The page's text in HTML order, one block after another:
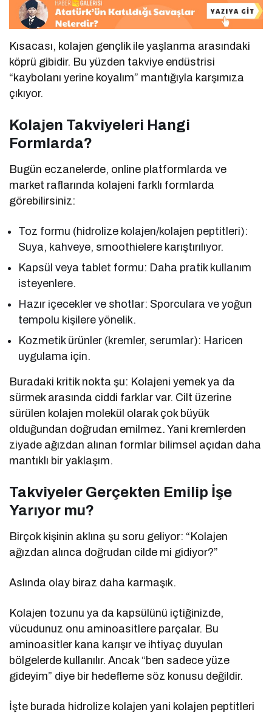
Kısacası, kolajen gençlik ile yaşlanma arasındaki
köprü gibidir. Bu yüzden takviye endüstrisi
“kaybolanı yerine koyalım” mantığıyla karşımıza
çıkıyor.
Kolajen Takviyeleri Hangi
Formlarda?
Bugün eczanelerde, online platformlarda ve
market raflarında kolajeni farklı formlarda
görebilirsiniz:
Toz formu (hidrolize kolajen/kolajen peptitleri):
Suya, kahveye, smoothielere karıştırılıyor.
Kapsül veya tablet formu: Daha pratik kullanım
isteyenlere.
Hazır içecekler ve shotlar: Sporculara ve yoğun
tempolu kişilere yönelik.
Kozmetik ürünler (kremler, serumlar): Haricen
uygulama için.
Buradaki kritik nokta şu: Kolajeni yemek ya da
sürmek arasında ciddi farklar var. Cilt üzerine
sürülen kolajen molekül olarak çok büyük
olduğundan doğrudan emilmez. Yani kremlerden
ziyade ağızdan alınan formlar bilimsel açıdan daha
mantıklı bir yaklaşım.
Takviyeler Gerçekten Emilip İşe
Yarıyor mu?
Birçok kişinin aklına şu soru geliyor: “Kolajen
ağızdan alınca doğrudan cilde mi gidiyor?”
Aslında olay biraz daha karmaşık.
Kolajen tozunu ya da kapsülünü içtiğinizde,
vücudunuz onu aminoasitlere parçalar. Bu
aminoasitler kana karışır ve ihtiyaç duyulan
bölgelerde kullanılır. Ancak “ben sadece yüze
gideyim” diye bir hedefleme söz konusu değildir.
İşte burada hidrolize kolajen yani kolajen peptitleri